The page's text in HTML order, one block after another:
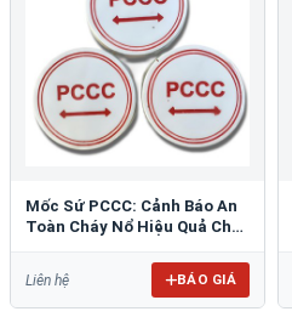
Mốc Sứ PCCC: Cảnh Báo An
Toàn Cháy Nổ Hiệu Quả Cho
Liên hệ BÁO GIÁ